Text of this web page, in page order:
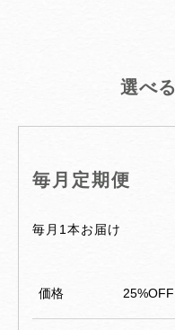
選べ
毎月定期便
毎月1本お届け
価格 25%OFF